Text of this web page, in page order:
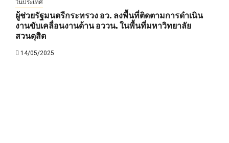
ในประเทศ
ผู้ช่วยรัฐมนตรีกระทรวง อว. ลงพื้นที่ติดตามการดำเนิน
งานขับเคลื่อนงานด้าน อววน. ในพื้นที่มหาวิทยาลัย
สวนดุสิต
14/05/2025